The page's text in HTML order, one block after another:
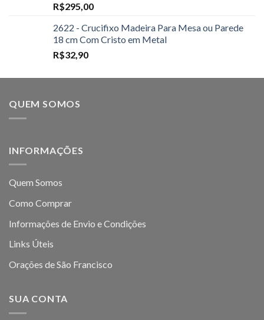
R$295,00
2622 - Crucifixo Madeira Para Mesa ou Parede
18 cm Com Cristo em Metal
R$32,90
QUEM SOMOS
INFORMAÇÕES
Quem Somos
Como Comprar
Informações de Envio e Condições
Links Úteis
Orações de São Francisco
SUA CONTA